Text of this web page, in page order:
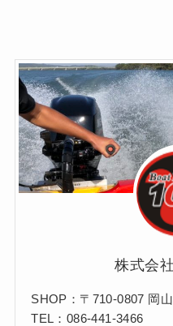
株式会
SHOP：〒710-0807 岡
TEL：086-441-3466